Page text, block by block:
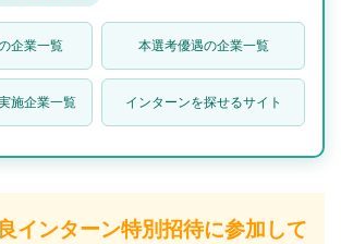
企業一覧 本選考優遇の企業一覧
施企業一覧 インターンを探せるサイト
インターン特別招待に参加して